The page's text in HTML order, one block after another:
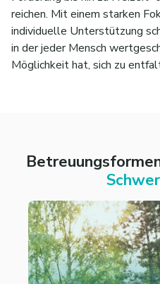
reichen. Mit einem starken
individuelle Unterstützung
in der jeder Mensch
Möglichkeit hat, sich zu